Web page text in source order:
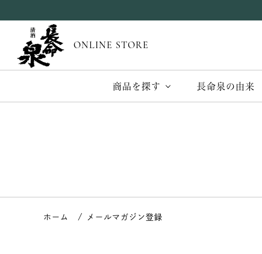
ONLINE STORE
商品を探す 長命泉の由来
メールマガジン登録